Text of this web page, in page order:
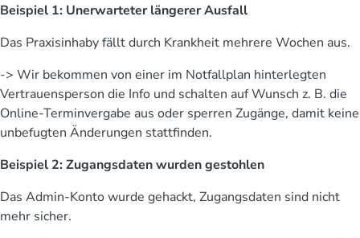
Beispiel 1: Unerwarteter längerer Ausfall
Das Praxisinhaby fällt durch Krankheit mehrere Wochen aus.
-> Wir bekommen von einer im Notfallplan hinterlegten
Vertrauensperson die Info und schalten auf Wunsch z. B. die
Online-Terminvergabe aus oder sperren Zugänge, damit keine
unbefugten Änderungen stattfinden.
Beispiel 2: Zugangsdaten wurden gestohlen
Das Admin-Konto wurde gehackt, Zugangsdaten sind nicht
mehr sicher.